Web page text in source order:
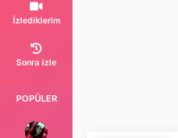
İzlediklerim
Sonra izle
POPÜLER